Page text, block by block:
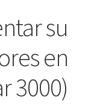
su
en
3000)